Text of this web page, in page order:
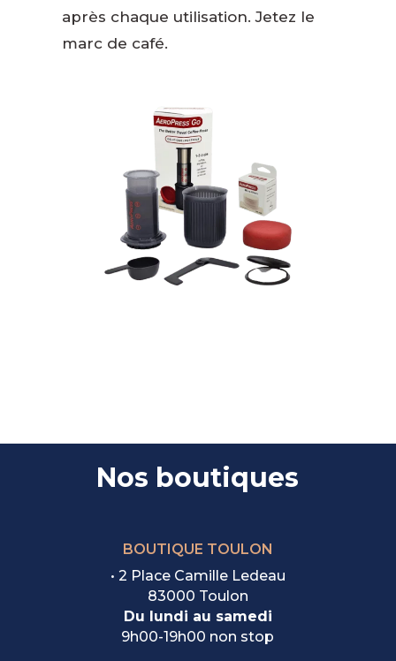
après chaque utilisation. Jetez le
marc de café.
Nos boutiques
BOUTIQUE TOULON
• 2 Place Camille Ledeau
83000 Toulon
Du lundi au samedi
9h00-19h00 non stop